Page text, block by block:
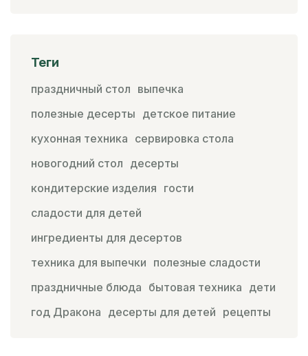
Теги
праздничный стол выпечка
полезные десерты детское питание
кухонная техника сервировка стола
новогодний стол десерты
кондитерские изделия гости
сладости для детей
ингредиенты для десертов
техника для выпечки полезные сладости
праздничные блюда бытовая техника дети
год Дракона десерты для детей рецепты